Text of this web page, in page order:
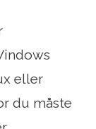
eller
du måste